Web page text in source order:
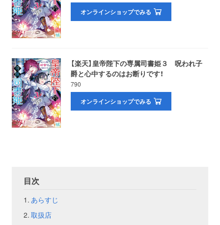
オンラインショップでみる
【楽天】皇帝陛下の専属司書姫３ 呪われ子
爵と心中するのはお断りです！
790
オンラインショップでみる
目次
あらすじ
取扱店
会社概要 プライバシーポリシー